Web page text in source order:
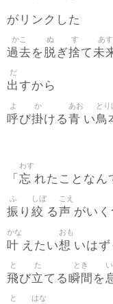
がリンクした
過去
かこ
を脱
ぬ
ぎ捨
す
て未
あす
出
だ
すから
呼
よ
び掛
か
ける青
あお
い鳥
とり
「 忘
わす
れたことなん
振
ふ
り 絞
しぼ
る声
こえ
がい
叶
かな
えたい想
おも
いは
飛
と
び立
た
てる瞬間
とき
を
と はな